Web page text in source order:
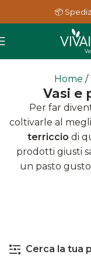
📦
Home
Vasi e
Per far
coltivarle al
terriccio di
prodotti giusti
un pasto
Cerca la tua